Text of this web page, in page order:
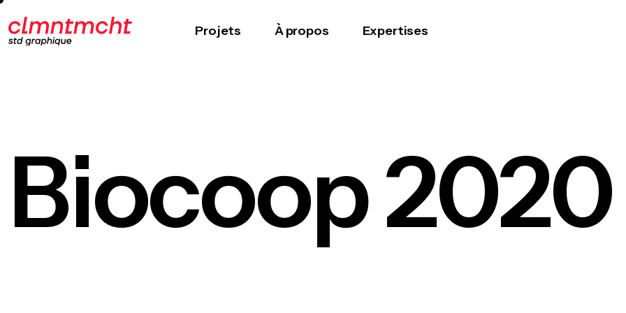
Projets À propos Expertises
Biocoop 2020